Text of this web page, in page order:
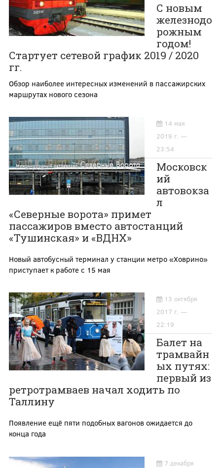
С новым
железнодо
рожным
годом!
Стартует сетевой график 2019 / 2020
гг.
Обзор наиболее интересных изменений в пассажирских
маршрутах нового сезона
14 мая
2019 г. —
23:54
Московск
ий
автовокза
л
«Северные ворота» примет
пассажиров вместо автостанций
«Тушинская» и «ВДНХ»
Новый автобусный терминал у станции метро «Ховрино»
приступает к работе с 15 мая
13 октября
2017 г. —
22:19
Балет на
трамвайн
ых путях:
первый из
ретротрамваев начал ходить по
Таллину
Появление ещё пяти подобных вагонов ожидается до
конца года
7 декабря